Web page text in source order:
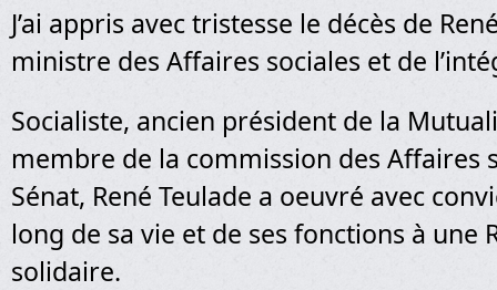
J’ai appris avec tristesse le décès de
ministre des Affaires sociales et de
Socialiste, ancien président de la
membre de la commission des Affaires
Sénat, René Teulade a oeuvré avec
long de sa vie et de ses fonctions à une
solidaire.